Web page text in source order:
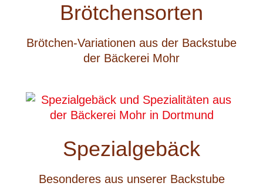
Brötchensorten
Brötchen-Variationen aus der Backstube
der Bäckerei Mohr
Spezialgebäck
Besonderes aus unserer Backstube